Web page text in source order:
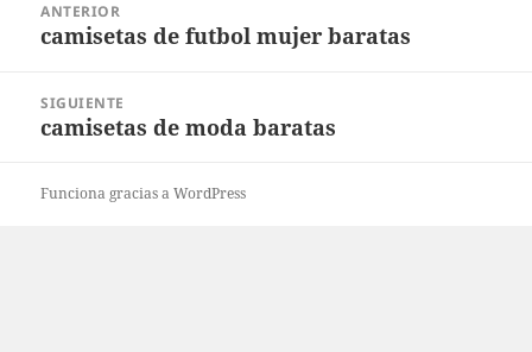
entradas
ANTERIOR
Entrada
camisetas de futbol mujer baratas
SIGUIENTE
Entrada
camisetas de moda baratas
Funciona gracias a WordPress